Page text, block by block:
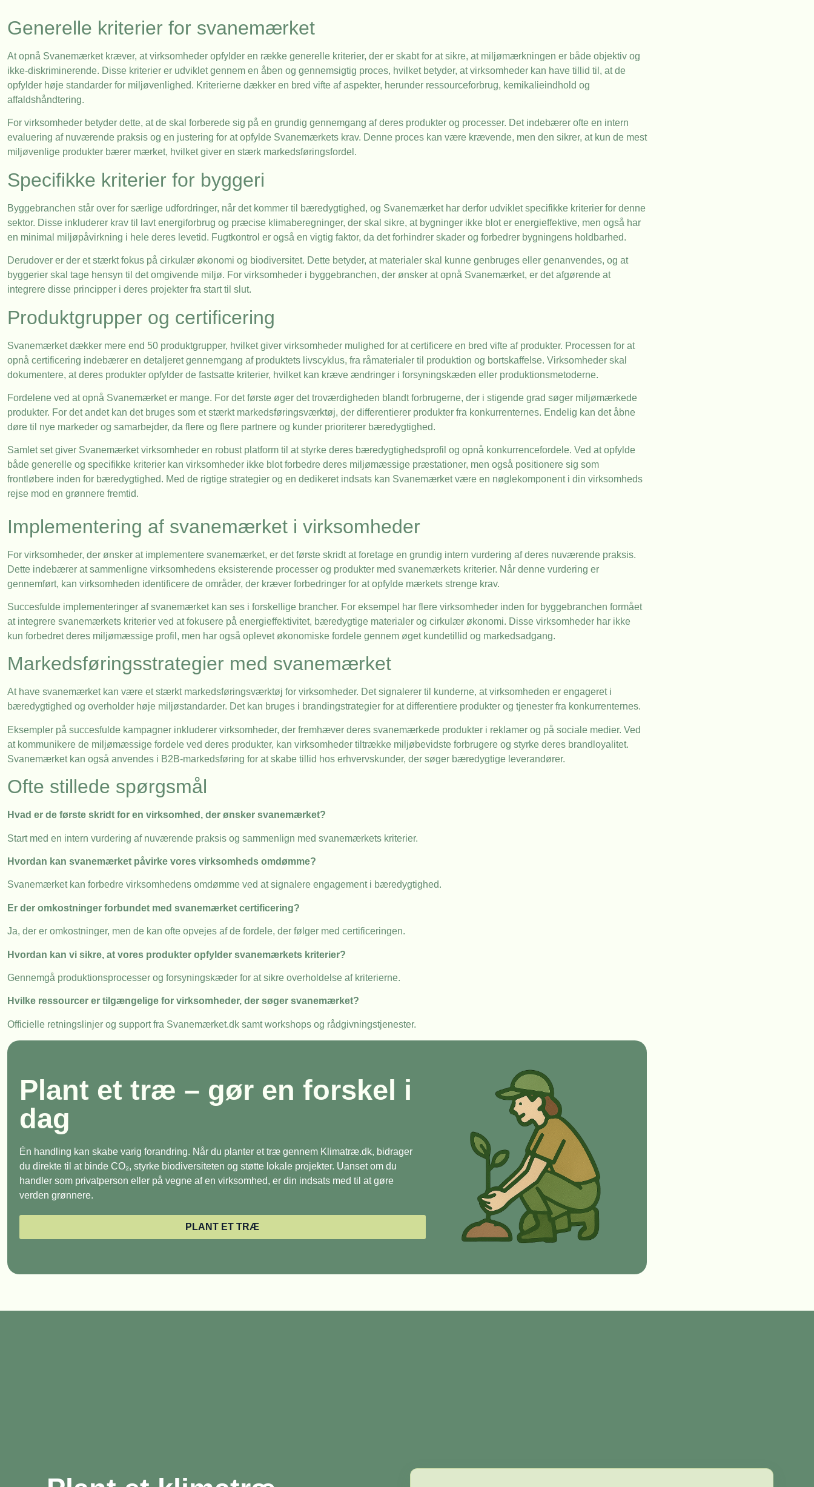
Generelle kriterier for svanemærket
At opnå Svanemærket kræver, at virksomheder opfylder en række generelle kriterier, der er skabt for at sikre, at miljømærkningen er både objektiv og
ikke-diskriminerende. Disse kriterier er udviklet gennem en åben og gennemsigtig proces, hvilket betyder, at virksomheder kan have tillid til, at de
opfylder høje standarder for miljøvenlighed. Kriterierne dækker en bred vifte af aspekter, herunder ressourceforbrug, kemikalieindhold og
affaldshåndtering.
For virksomheder betyder dette, at de skal forberede sig på en grundig gennemgang af deres produkter og processer. Det indebærer ofte en intern
evaluering af nuværende praksis og en justering for at opfylde Svanemærkets krav. Denne proces kan være krævende, men den sikrer, at kun de mest
miljøvenlige produkter bærer mærket, hvilket giver en stærk markedsføringsfordel.
Specifikke kriterier for byggeri
Byggebranchen står over for særlige udfordringer, når det kommer til bæredygtighed, og Svanemærket har derfor udviklet specifikke kriterier for denne
sektor. Disse inkluderer krav til lavt energiforbrug og præcise klimaberegninger, der skal sikre, at bygninger ikke blot er energieffektive, men også har
en minimal miljøpåvirkning i hele deres levetid. Fugtkontrol er også en vigtig faktor, da det forhindrer skader og forbedrer bygningens holdbarhed.
Derudover er der et stærkt fokus på cirkulær økonomi og biodiversitet. Dette betyder, at materialer skal kunne genbruges eller genanvendes, og at
byggerier skal tage hensyn til det omgivende miljø. For virksomheder i byggebranchen, der ønsker at opnå Svanemærket, er det afgørende at
integrere disse principper i deres projekter fra start til slut.
Produktgrupper og certificering
Svanemærket dækker mere end 50 produktgrupper, hvilket giver virksomheder mulighed for at certificere en bred vifte af produkter. Processen for at
opnå certificering indebærer en detaljeret gennemgang af produktets livscyklus, fra råmaterialer til produktion og bortskaffelse. Virksomheder skal
dokumentere, at deres produkter opfylder de fastsatte kriterier, hvilket kan kræve ændringer i forsyningskæden eller produktionsmetoderne.
Fordelene ved at opnå Svanemærket er mange. For det første øger det troværdigheden blandt forbrugerne, der i stigende grad søger miljømærkede
produkter. For det andet kan det bruges som et stærkt markedsføringsværktøj, der differentierer produkter fra konkurrenternes. Endelig kan det åbne
døre til nye markeder og samarbejder, da flere og flere partnere og kunder prioriterer bæredygtighed.
Samlet set giver Svanemærket virksomheder en robust platform til at styrke deres bæredygtighedsprofil og opnå konkurrencefordele. Ved at opfylde
både generelle og specifikke kriterier kan virksomheder ikke blot forbedre deres miljømæssige præstationer, men også positionere sig som
frontløbere inden for bæredygtighed. Med de rigtige strategier og en dedikeret indsats kan Svanemærket være en nøglekomponent i din virksomheds
rejse mod en grønnere fremtid.
Implementering af svanemærket i virksomheder
For virksomheder, der ønsker at implementere svanemærket, er det første skridt at foretage en grundig intern vurdering af deres nuværende praksis.
Dette indebærer at sammenligne virksomhedens eksisterende processer og produkter med svanemærkets kriterier. Når denne vurdering er
gennemført, kan virksomheden identificere de områder, der kræver forbedringer for at opfylde mærkets strenge krav.
Succesfulde implementeringer af svanemærket kan ses i forskellige brancher. For eksempel har flere virksomheder inden for byggebranchen formået
at integrere svanemærkets kriterier ved at fokusere på energieffektivitet, bæredygtige materialer og cirkulær økonomi. Disse virksomheder har ikke
kun forbedret deres miljømæssige profil, men har også oplevet økonomiske fordele gennem øget kundetillid og markedsadgang.
Markedsføringsstrategier med svanemærket
At have svanemærket kan være et stærkt markedsføringsværktøj for virksomheder. Det signalerer til kunderne, at virksomheden er engageret i
bæredygtighed og overholder høje miljøstandarder. Det kan bruges i brandingstrategier for at differentiere produkter og tjenester fra konkurrenternes.
Eksempler på succesfulde kampagner inkluderer virksomheder, der fremhæver deres svanemærkede produkter i reklamer og på sociale medier. Ved
at kommunikere de miljømæssige fordele ved deres produkter, kan virksomheder tiltrække miljøbevidste forbrugere og styrke deres brandloyalitet.
Svanemærket kan også anvendes i B2B-markedsføring for at skabe tillid hos erhvervskunder, der søger bæredygtige leverandører.
Ofte stillede spørgsmål
Hvad er de første skridt for en virksomhed, der ønsker svanemærket?
Start med en intern vurdering af nuværende praksis og sammenlign med svanemærkets kriterier.
Hvordan kan svanemærket påvirke vores virksomheds omdømme?
Svanemærket kan forbedre virksomhedens omdømme ved at signalere engagement i bæredygtighed.
Er der omkostninger forbundet med svanemærket certificering?
Ja, der er omkostninger, men de kan ofte opvejes af de fordele, der følger med certificeringen.
Hvordan kan vi sikre, at vores produkter opfylder svanemærkets kriterier?
Gennemgå produktionsprocesser og forsyningskæder for at sikre overholdelse af kriterierne.
Hvilke ressourcer er tilgængelige for virksomheder, der søger svanemærket?
Officielle retningslinjer og support fra Svanemærket.dk samt workshops og rådgivningstjenester.
Plant et træ – gør en forskel i
dag
Én handling kan skabe varig forandring. Når du planter et træ gennem Klimatræ.dk, bidrager
du direkte til at binde CO₂, styrke biodiversiteten og støtte lokale projekter. Uanset om du
handler som privatperson eller på vegne af en virksomhed, er din indsats med til at gøre
verden grønnere.
PLANT ET TRÆ